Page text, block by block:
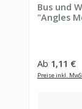
Bus und
"Angles
Regulärer
Ab 1,11 €
Preise inkl.